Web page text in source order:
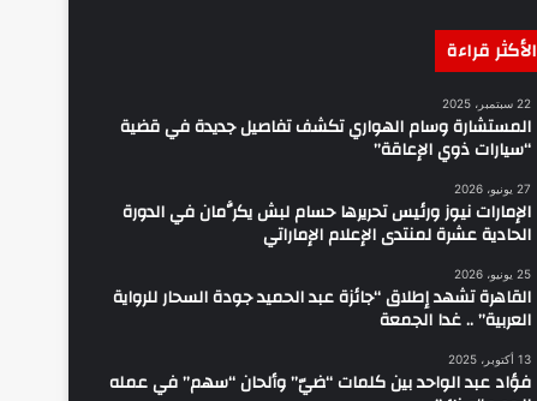
الأكثر قراءة
22 سبتمبر، 2025
المستشارة وسام الهواري تكشف تفاصيل جديدة في قضية
“سيارات ذوي الإعاقة”
27 يونيو، 2026
الإمارات نيوز ورئيس تحريرها حسام لبش يكرَّمان في الدورة
الحادية عشرة لمنتدى الإعلام الإماراتي
25 يونيو، 2026
القاهرة تشهد إطلاق “جائزة عبد الحميد جودة السحار للرواية
العربية” .. غدا الجمعة
13 أكتوبر، 2025
فؤاد عبد الواحد بين كلمات “ضيّ” وألحان “سهم” في عمله